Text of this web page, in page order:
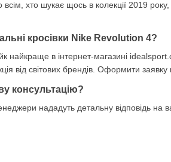
хто шукає щось в колекції 2019
кросівки Nike Revolution 4?
найкраще в інтернет-магазині
від світових брендів. Оформити
консультацію?
нададуть детальну відповідь на